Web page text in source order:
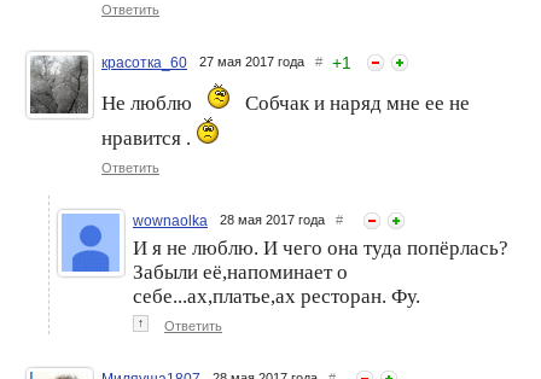
Ответить
красотка_60 27 мая 2017 года # +1
Не люблю
Собчак и наряд мне ее не
нравится .
Ответить
wownaolka 28 мая 2017 года #
И я не люблю. И чего она туда попёрлась?
Забыли её,напоминает о
себе...ах,платье,ах ресторан. Фу.
↑ Ответить